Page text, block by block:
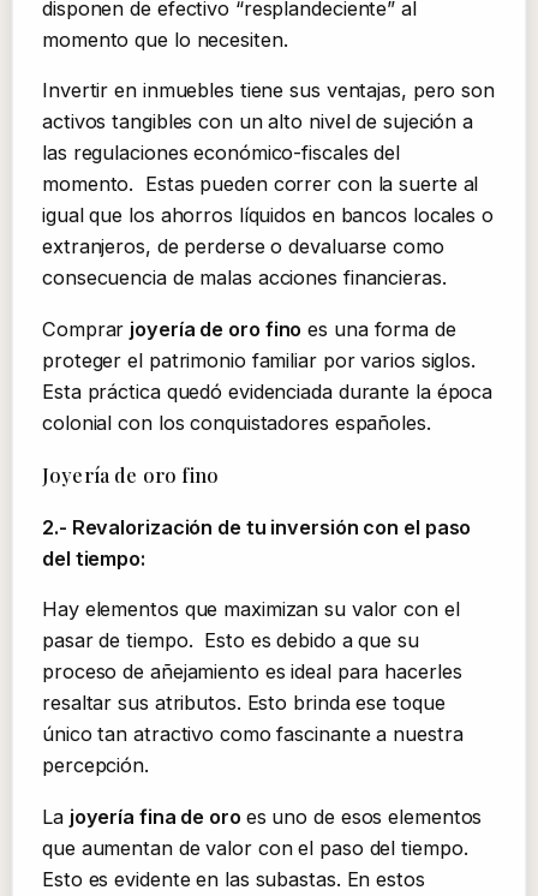
disponen de efectivo “resplandeciente” al
momento que lo necesiten.
Invertir en inmuebles tiene sus ventajas, pero son
activos tangibles con un alto nivel de sujeción a
las regulaciones económico-fiscales del
momento. Estas pueden correr con la suerte al
igual que los ahorros líquidos en bancos locales o
extranjeros, de perderse o devaluarse como
consecuencia de malas acciones financieras.
Comprar joyería de oro fino es una forma de
proteger el patrimonio familiar por varios siglos.
Esta práctica quedó evidenciada durante la época
colonial con los conquistadores españoles.
Joyería de oro fino
2.- Revalorización de tu inversión con el paso
del tiempo:
Hay elementos que maximizan su valor con el
pasar de tiempo. Esto es debido a que su
proceso de añejamiento es ideal para hacerles
resaltar sus atributos. Esto brinda ese toque
único tan atractivo como fascinante a nuestra
percepción.
La joyería fina de oro es uno de esos elementos
que aumentan de valor con el paso del tiempo.
Esto es evidente en las subastas. En estos